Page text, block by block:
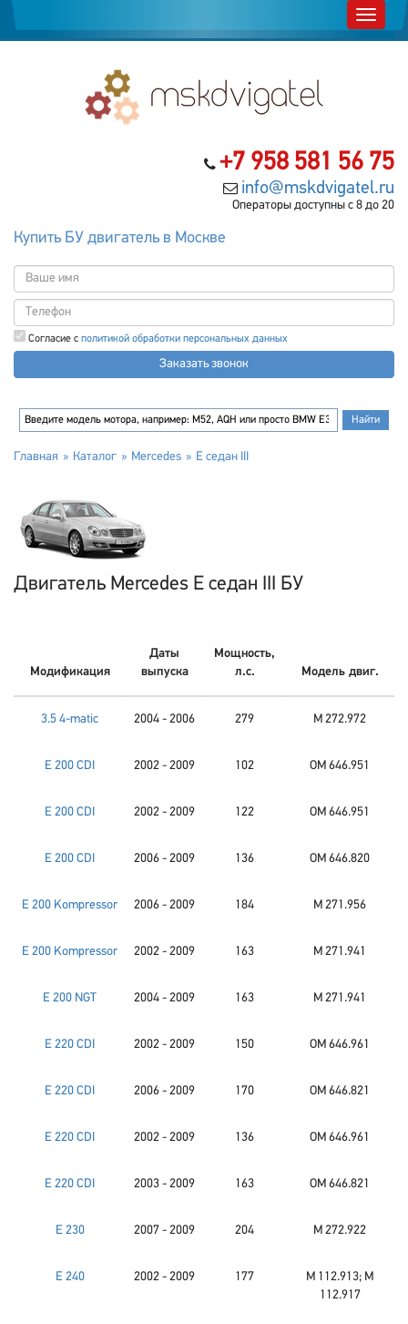
+7 958 581 56 75
info@mskdvigatel.ru
Операторы доступны с 8 до 20
Купить БУ двигатель в Москве
Согласие с политикой обработки персональных данных
Заказать звонок
Главная Каталог Mercedes E седан III
Двигатель Mercedes E седан III БУ
Модификация
Даты
выпуска
Мощность,
л.с.
Модель двиг.
3.5 4-matic 2004 - 2006 279 M 272.972
E 200 CDI 2002 - 2009 102 OM 646.951
E 200 CDI 2002 - 2009 122 OM 646.951
E 200 CDI 2006 - 2009 136 OM 646.820
E 200 Kompressor 2006 - 2009 184 M 271.956
E 200 Kompressor 2002 - 2009 163 M 271.941
E 200 NGT 2004 - 2009 163 M 271.941
E 220 CDI 2002 - 2009 150 OM 646.961
E 220 CDI 2006 - 2009 170 OM 646.821
E 220 CDI 2002 - 2009 136 OM 646.961
E 220 CDI 2003 - 2009 163 OM 646.821
E 230 2007 - 2009 204 M 272.922
E 240 2002 - 2009 177
M 112.913; M
112.917